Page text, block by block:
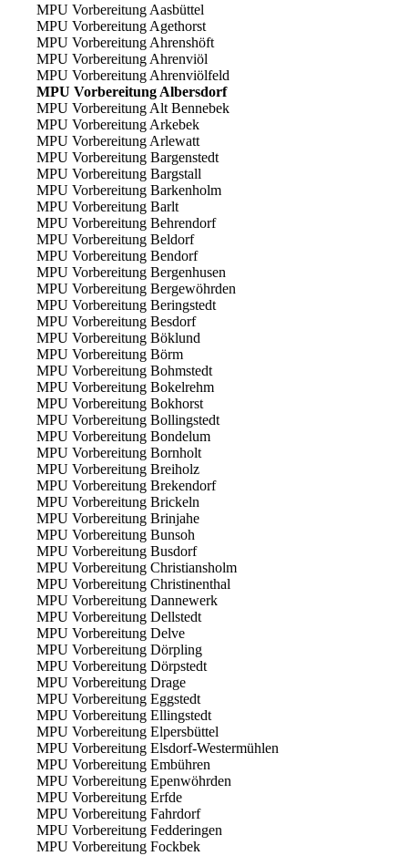
MPU Vorbereitung Aasbüttel
MPU Vorbereitung Agethorst
MPU Vorbereitung Ahrenshöft
MPU Vorbereitung Ahrenviöl
MPU Vorbereitung Ahrenviölfeld
MPU Vorbereitung Albersdorf
MPU Vorbereitung Alt Bennebek
MPU Vorbereitung Arkebek
MPU Vorbereitung Arlewatt
MPU Vorbereitung Bargenstedt
MPU Vorbereitung Bargstall
MPU Vorbereitung Barkenholm
MPU Vorbereitung Barlt
MPU Vorbereitung Behrendorf
MPU Vorbereitung Beldorf
MPU Vorbereitung Bendorf
MPU Vorbereitung Bergenhusen
MPU Vorbereitung Bergewöhrden
MPU Vorbereitung Beringstedt
MPU Vorbereitung Besdorf
MPU Vorbereitung Böklund
MPU Vorbereitung Börm
MPU Vorbereitung Bohmstedt
MPU Vorbereitung Bokelrehm
MPU Vorbereitung Bokhorst
MPU Vorbereitung Bollingstedt
MPU Vorbereitung Bondelum
MPU Vorbereitung Bornholt
MPU Vorbereitung Breiholz
MPU Vorbereitung Brekendorf
MPU Vorbereitung Brickeln
MPU Vorbereitung Brinjahe
MPU Vorbereitung Bunsoh
MPU Vorbereitung Busdorf
MPU Vorbereitung Christiansholm
MPU Vorbereitung Christinenthal
MPU Vorbereitung Dannewerk
MPU Vorbereitung Dellstedt
MPU Vorbereitung Delve
MPU Vorbereitung Dörpling
MPU Vorbereitung Dörpstedt
MPU Vorbereitung Drage
MPU Vorbereitung Eggstedt
MPU Vorbereitung Ellingstedt
MPU Vorbereitung Elpersbüttel
MPU Vorbereitung Elsdorf-Westermühlen
MPU Vorbereitung Embühren
MPU Vorbereitung Epenwöhrden
MPU Vorbereitung Erfde
MPU Vorbereitung Fahrdorf
MPU Vorbereitung Fedderingen
MPU Vorbereitung Fockbek